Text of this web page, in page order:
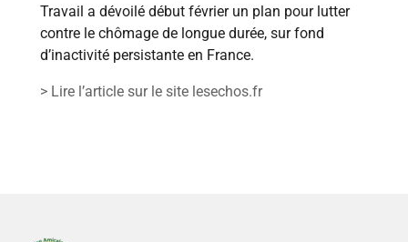
Travail a dévoilé début février un plan pour lutter
contre le chômage de longue durée, sur fond
d’inactivité persistante en France.
> Lire l’article sur le site lesechos.fr